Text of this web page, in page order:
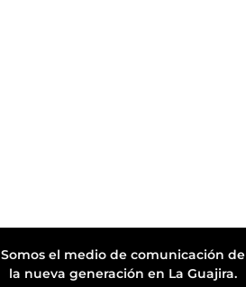
Somos el medio de comunicación de
la nueva generación en La Guajira.